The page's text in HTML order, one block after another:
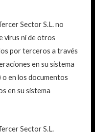
Sector S.L. no
virus ni de otros
por terceros a través
en su sistema
en los documentos
en su sistema
Sector S.L.